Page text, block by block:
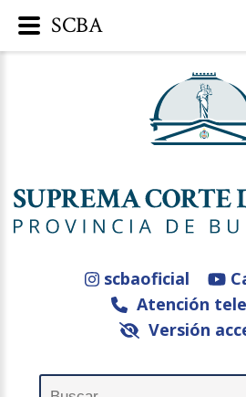
scbaoficial
Atención
Versión
SCBA